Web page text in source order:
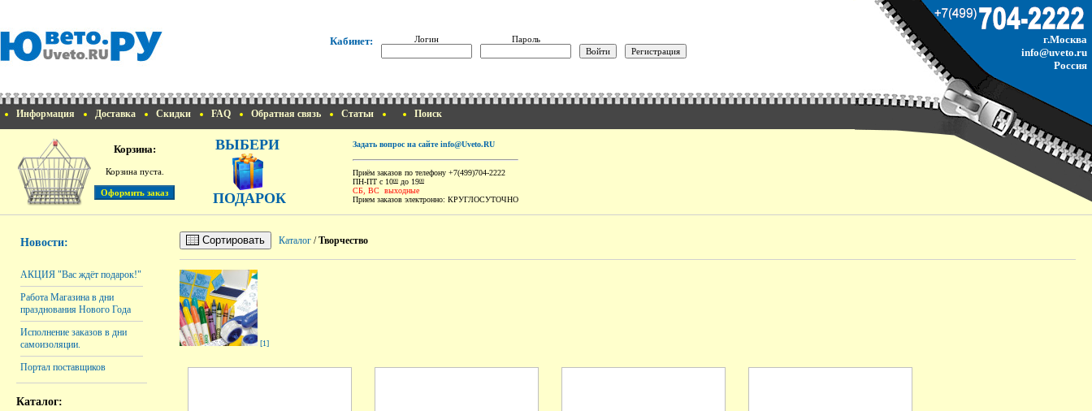
Кабинет: Логин Пароль
г.Москва
info@uveto.ru
Россия
Информация Доставка Скидки FAQ Обратная связь Статьи Поиск
Корзина:
Корзина пуста.
ВЫБЕРИ
ПОДАРОК
Задать вопрос на сайте info@Uveto.RU
Приём заказов по телефону +7(499)704-2222
ПН-ПТ с 1000 до 1900
СБ, ВС выходные
Прием заказов электронно: КРУГЛОСУТОЧНО
Новости:
АКЦИЯ "Вас ждёт подарок!"
Работа Магазина в дни
празднования Нового Года
Исполнение заказов в дни
самоизоляции.
Портал поставщиков
Каталог:
Сортировать Каталог /Творчество
[1]